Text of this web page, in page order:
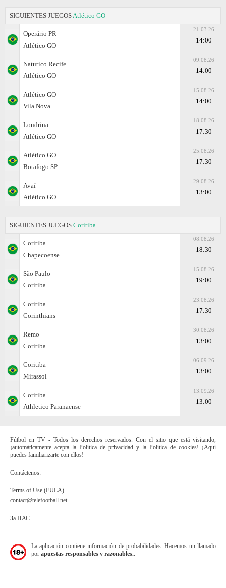
SIGUIENTES JUEGOS Atlético GO
Operário PR
Atlético GO
21.03.26
14:00
Natutico Recife
Atlético GO
09.08.26
14:00
Atlético GO
Vila Nova
15.08.26
14:00
Londrina
Atlético GO
18.08.26
17:30
Atlético GO
Botafogo SP
25.08.26
17:30
Avaí
Atlético GO
29.08.26
13:00
SIGUIENTES JUEGOS Coritiba
Coritiba
Chapecoense
08.08.26
18:30
São Paulo
Coritiba
15.08.26
19:00
Coritiba
Corinthians
23.08.26
17:30
Remo
Coritiba
30.08.26
13:00
Coritiba
Mirassol
06.09.26
13:00
Coritiba
Athletico Paranaense
13.09.26
13:00
Fútbol en TV - Todos los derechos reservados. Con el sitio que está visitando,
¡automáticamente acepta la Política de privacidad y la Política de cookies! ¡Aquí
puedes familiarizarte con ellos!
Contáctenos:
Terms of Use (EULA)
contact@telefootball.net
За НАС
La aplicación contiene información de probabilidades. Hacemos un llamado
por apuestas responsables y razonables.